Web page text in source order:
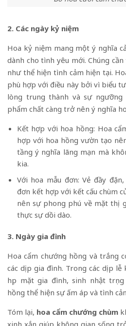
2. Các ngày kỷ niệm
Hoa kỷ niệm mang một ý nghĩa
dành cho tình yêu mới. Chúng
như thể hiện tình cảm hiện tại.
phù hợp với điều này bởi vì biểu
lòng trung thành và sự
phẩm chất càng trở nên ý nghĩa
Kết hợp với hoa hồng: Hoa
hợp với hoa hồng vườn tạo
tầng ý nghĩa lãng mạn mà
kia.
Với hoa mẫu đơn: Vẻ đầy
đơn kết hợp với kết cấu chùm
nên sự phong phú về mặt thị
thực sự dồi dào.
3. Ngày gia đình
Hoa cẩm chướng hồng và trắng
các dịp gia đình. Trong các dịp lễ
họp mặt gia đình, sinh nhật
hồng thể hiện sự ấm áp và tình
Tóm lại, hoa cẩm chướng chùm
xinh xắn giúp không gian sống